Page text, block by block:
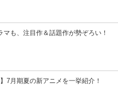
マも、注目作＆話題作が勢ぞろい！
7月期夏の新アニメを一挙紹介！